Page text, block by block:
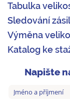
Tabulka
Sledování
Výměna
Katalog ke
Napište